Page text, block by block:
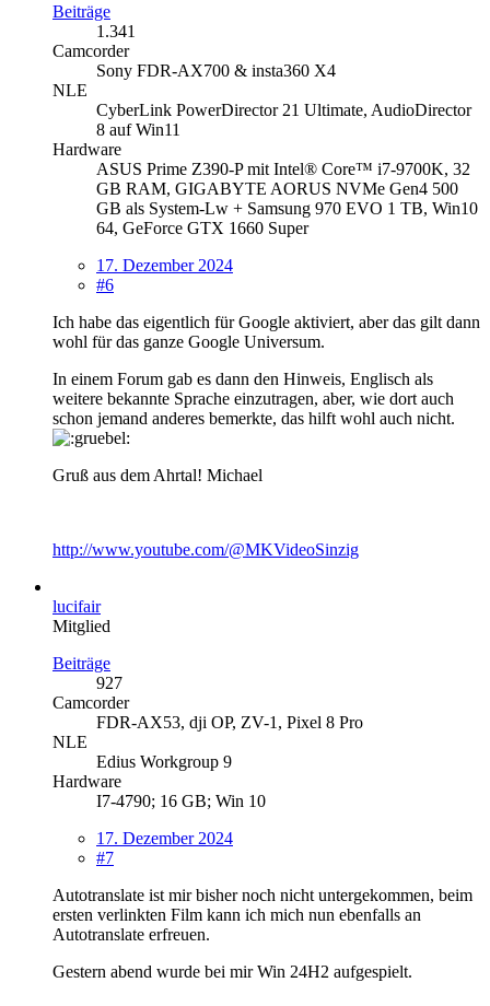
Beiträge
1.341
Camcorder
Sony FDR-AX700 & insta360 X4
NLE
CyberLink PowerDirector 21 Ultimate, AudioDirector
8 auf Win11
Hardware
ASUS Prime Z390-P mit Intel® Core™ i7-9700K, 32
GB RAM, GIGABYTE AORUS NVMe Gen4 500
GB als System-Lw + Samsung 970 EVO 1 TB, Win10
64, GeForce GTX 1660 Super
17. Dezember 2024
#6
Ich habe das eigentlich für Google aktiviert, aber das gilt dann
wohl für das ganze Google Universum.
In einem Forum gab es dann den Hinweis, Englisch als
weitere bekannte Sprache einzutragen, aber, wie dort auch
schon jemand anderes bemerkte, das hilft wohl auch nicht.
Gruß aus dem Ahrtal! Michael
http://www.youtube.com/@MKVideoSinzig
lucifair
Mitglied
Beiträge
927
Camcorder
FDR-AX53, dji OP, ZV-1, Pixel 8 Pro
NLE
Edius Workgroup 9
Hardware
I7-4790; 16 GB; Win 10
17. Dezember 2024
#7
Autotranslate ist mir bisher noch nicht untergekommen, beim
ersten verlinkten Film kann ich mich nun ebenfalls an
Autotranslate erfreuen.
Gestern abend wurde bei mir Win 24H2 aufgespielt.